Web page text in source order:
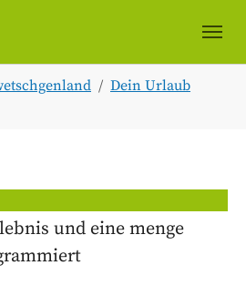
Dein Urlaub
und eine menge